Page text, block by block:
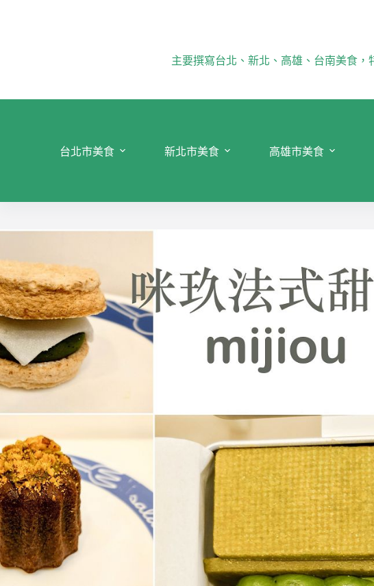
主要撰寫台北、新北、高雄、台南美食
台北市美食 新北市美食 高雄市美食